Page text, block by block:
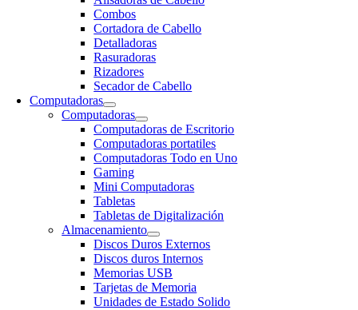
Combos
Cortadora de Cabello
Detalladoras
Rasuradoras
Rizadores
Secador de Cabello
Computadoras
Computadoras
Computadoras de Escritorio
Computadoras portatiles
Computadoras Todo en Uno
Gaming
Mini Computadoras
Tabletas
Tabletas de Digitalización
Almacenamiento
Discos Duros Externos
Discos duros Internos
Memorias USB
Tarjetas de Memoria
Unidades de Estado Solido